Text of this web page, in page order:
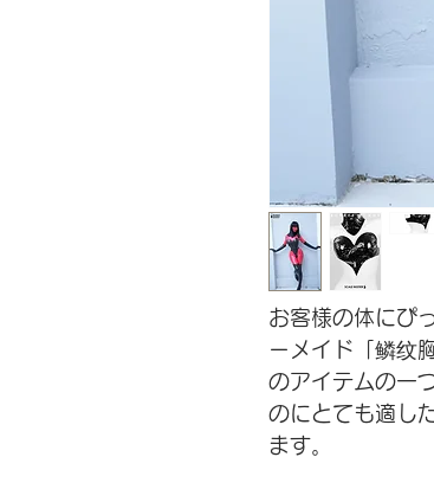
お客様の体にぴ
ーメイド
鳞纹
のアイテムの一
のにとても適し
ます。